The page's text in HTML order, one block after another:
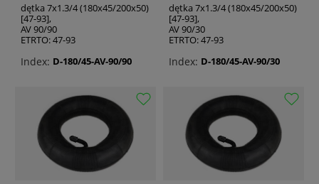
dętka 7x1.3/4 (180x45/200x50)
[47-93],
AV 90/90
ETRTO: 47-93
Index: D-180/45-AV-90/90
dętka 7x1.3/4 (180x45/200x50)
[47-93],
AV 90/30
ETRTO: 47-93
Index: D-180/45-AV-90/30